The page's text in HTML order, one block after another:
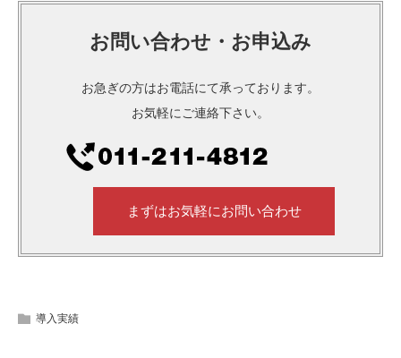
お問い合わせ・お申込み
お急ぎの方はお電話にて承っております。
お気軽にご連絡下さい。
まずはお気軽にお問い合わせ
導入実績